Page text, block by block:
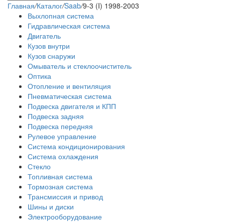
Главная/Каталог/Saab/9-3 (I) 1998-2003
Выхлопная система
Гидравлическая система
Двигатель
Кузов внутри
Кузов снаружи
Омыватель и стеклоочиститель
Оптика
Отопление и вентиляция
Пневматическая система
Подвеска двигателя и КПП
Подвеска задняя
Подвеска передняя
Рулевое управление
Система кондиционирования
Система охлаждения
Стекло
Топливная система
Тормозная система
Трансмиссия и привод
Шины и диски
Электрооборудование